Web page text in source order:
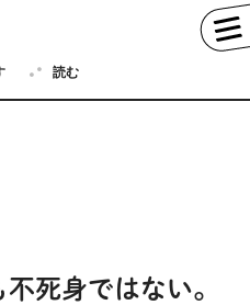
読む
イタリア語
死身ではない。